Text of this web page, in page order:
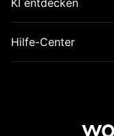
KI entdecken
Hilfe-Center